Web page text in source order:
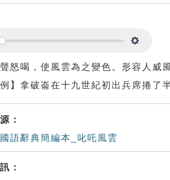
怒喝，使風雲為之變色。形容人威
例】拿破崙在十九世紀初出兵席捲了
：
語辭典簡編本_叱吒風雲
：